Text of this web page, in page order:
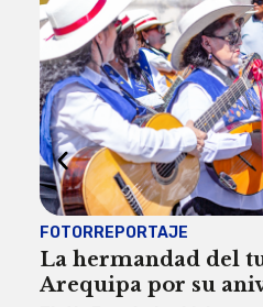
FOTORREPORTAJE
La hermandad del
Arequipa por su